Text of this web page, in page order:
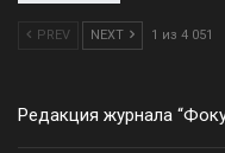
PREV NEXT 1 из 4 051
Редакция журнала